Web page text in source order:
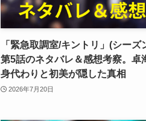
「緊急取調室/キントリ」(シーズ
第5話のネタバレ＆感想考察。卓
身代わりと初美が隠した真相
2026年7月20日